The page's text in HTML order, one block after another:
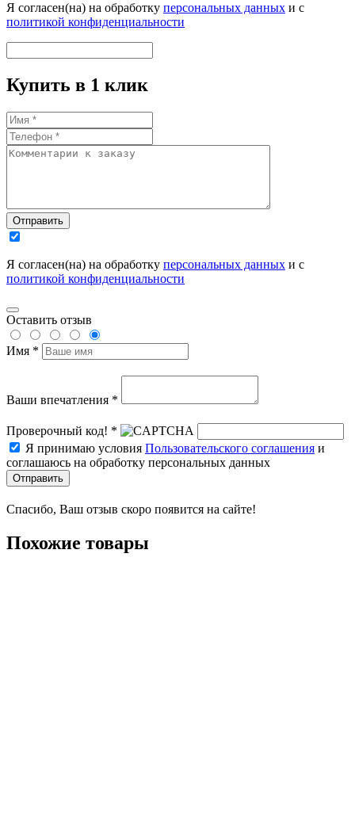
Я согласен(на) на обработку персональных данных и с
политикой конфиденциальности
Купить в 1 клик
Отправить
Я согласен(на) на обработку персональных данных и с
политикой конфиденциальности
Оставить отзыв
Имя *
Ваши впечатления *
Проверочный код! *
Я принимаю условия Пользовательского соглашения и
соглашаюсь на обработку персональных данных
Отправить
Спасибо, Ваш отзыв скоро появится на сайте!
Похожие товары